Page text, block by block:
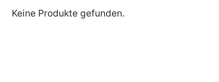
Keine Produkte gefunden.